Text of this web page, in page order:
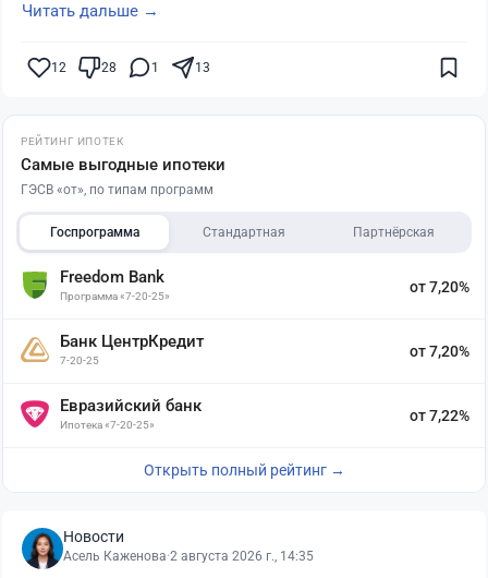
Читать дальше →
12 28 1 13
РЕЙТИНГ ИПОТЕК
Самые выгодные ипотеки
ГЭСВ «от», по типам программ
Госпрограмма Стандартная Партнёрская
Freedom Bank
Программа «7-20-25»
от 7,20%
Банк ЦентрКредит
7-20-25
от 7,20%
Евразийский банк
Ипотека «7-20-25»
от 7,22%
Открыть полный рейтинг →
Новости
Асель Каженова·2 августа 2026 г., 14:35